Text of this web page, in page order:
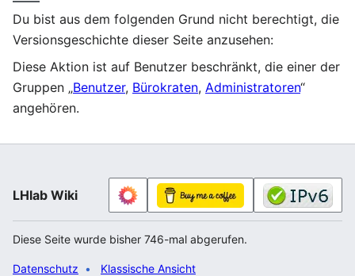
Du bist aus dem folgenden Grund nicht berechtigt, die
Versionsgeschichte dieser Seite anzusehen:
Diese Aktion ist auf Benutzer beschränkt, die einer der
Gruppen „Benutzer, Bürokraten, Administratoren“
angehören.
LHlab Wiki
Diese Seite wurde bisher 746-mal abgerufen.
Datenschutz Klassische Ansicht